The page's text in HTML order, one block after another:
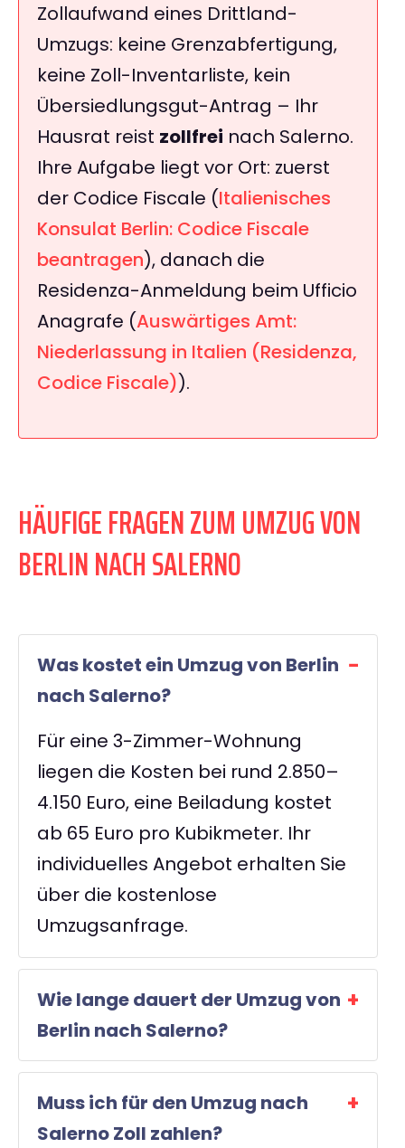
Zollaufwand eines Drittland-
Umzugs: keine Grenzabfertigung,
keine Zoll-Inventarliste, kein
Übersiedlungsgut-Antrag – Ihr
Hausrat reist zollfrei nach Salerno.
Ihre Aufgabe liegt vor Ort: zuerst
der Codice Fiscale (Italienisches
Konsulat Berlin: Codice Fiscale
beantragen), danach die
Residenza-Anmeldung beim Ufficio
Anagrafe (Auswärtiges Amt:
Niederlassung in Italien (Residenza,
Codice Fiscale)).
HÄUFIGE FRAGEN ZUM UMZUG VON
BERLIN NACH SALERNO
Was kostet ein Umzug von Berlin
nach Salerno?
Für eine 3-Zimmer-Wohnung
liegen die Kosten bei rund 2.850–
4.150 Euro, eine Beiladung kostet
ab 65 Euro pro Kubikmeter. Ihr
individuelles Angebot erhalten Sie
über die kostenlose
Umzugsanfrage.
Wie lange dauert der Umzug von
Berlin nach Salerno?
Muss ich für den Umzug nach
Salerno Zoll zahlen?